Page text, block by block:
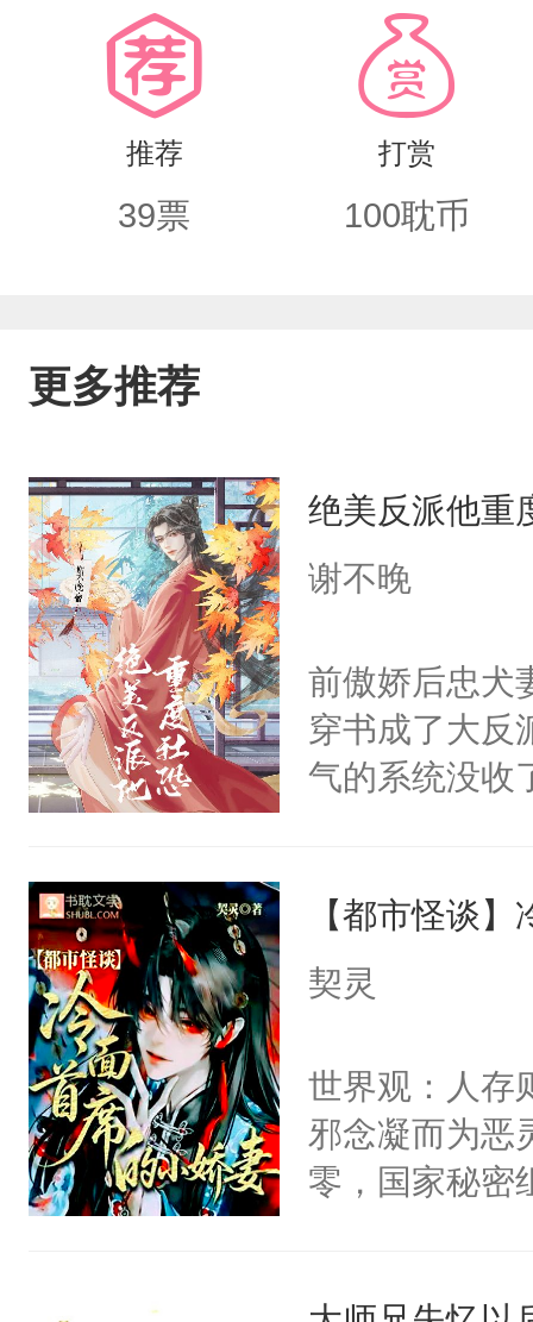
推荐
39票
打赏
100耽币
更多推荐
绝美反派他重
谢不晚
前傲娇后忠犬
穿书成了大反
气的系统没收
用见人，因
言神龙见首不
名蛇蛇，跟人
不知道，那小
头，魔尊墨宴
宴：柳折枝
们竟然欺负
【都市怪谈
契灵
世界观：人存
邪念凝而为恶
零，国家秘密